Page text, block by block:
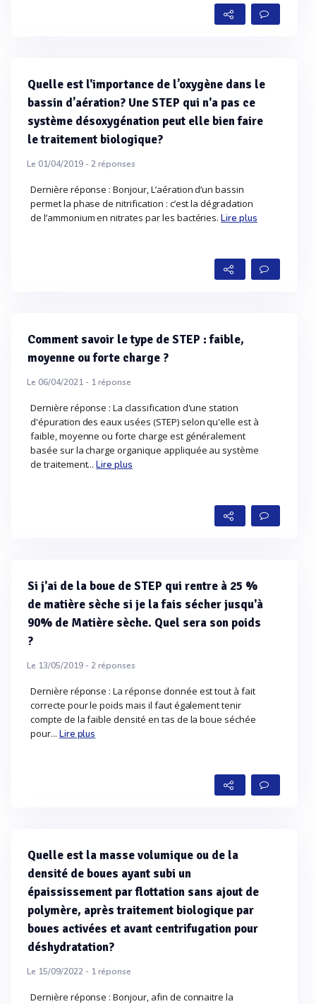
Quelle est l'importance de l’oxygène dans le
bassin d’aération? Une STEP qui n'a pas ce
système désoxygénation peut elle bien faire
le traitement biologique?
Le 01/04/2019 -2réponses
Dernière réponse : Bonjour, L’aération d’un bassin
permet la phase de nitrification : c’est la dégradation
de l’ammonium en nitrates par les bactéries.Lire plus
Comment savoir le type de STEP : faible,
moyenne ou forte charge ?
Le 06/04/2021 - 1réponse
Dernière réponse : La classification d'une station
d'épuration des eaux usées (STEP) selon qu'elle est à
faible, moyenne ou forte charge est généralement
basée sur la charge organique appliquée au système
de traitement...Lire plus
Si j'ai de la boue de STEP qui rentre à 25 %
de matière sèche si je la fais sécher jusqu'à
90% de Matière sèche. Quel sera son poids
?
Le 13/05/2019 -2réponses
Dernière réponse : La réponse donnée est tout à fait
correcte pour le poids mais il faut également tenir
compte de la faible densité en tas de la boue séchée
pour... Lire plus
Quelle est la masse volumique ou de la
densité de boues ayant subi un
épaississement par flottation sans ajout de
polymère, après traitement biologique par
boues activées et avant centrifugation pour
déshydratation?
Le 15/09/2022 - 1réponse
Dernière réponse : Bonjour, afin de connaitre la